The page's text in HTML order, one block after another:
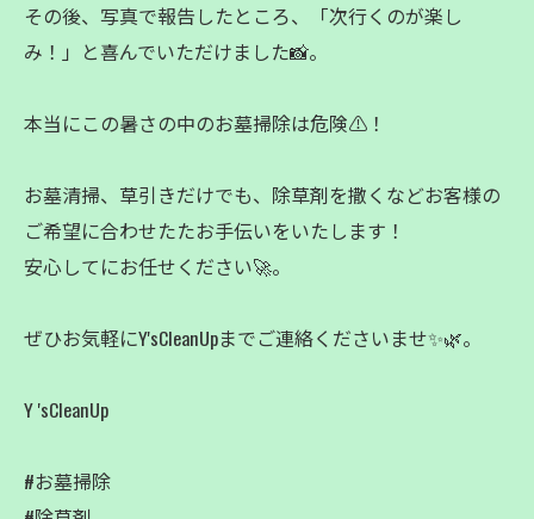
その後、写真で報告したところ、「次行くのが楽し
み！」と喜んでいただけました📸。
本当にこの暑さの中のお墓掃除は危険⚠️！
お墓清掃、草引きだけでも、除草剤を撒くなどお客様の
ご希望に合わせたたお手伝いをいたします！
安心してにお任せください🚀。
ぜひお気軽にY'sCleanUpまでご連絡くださいませ✨🌿。
Y 'sCleanUp
#お墓掃除